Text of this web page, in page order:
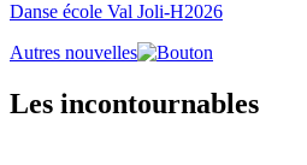
Danse école Val Joli-H2026
Autres nouvelles
Les incontournables